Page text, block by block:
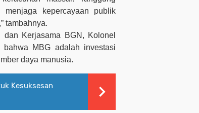
kepercayaan publik
tambahnya.
dan Kerjasama
BGN, Kolonel
MBG adalah investasi
daya manusia.
Kesuksesan